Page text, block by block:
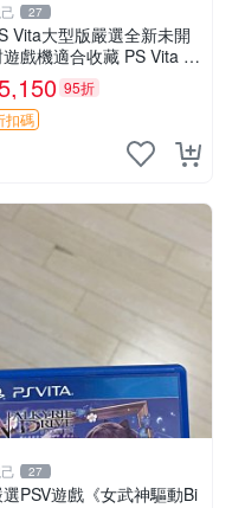
27
Vita大型版嚴選全新未開
戲機適合收藏 PS Vita 新
型號 家用遊戲機 直營店優選
95折
扣碼
27
選PSV遊戲《女武神驅動Bi